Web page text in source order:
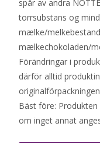
spår av andra
torrsubstans og
mælke/
mælkechokoladen/
Förändringar i
därför alltid
Bäst före:
om inget annat